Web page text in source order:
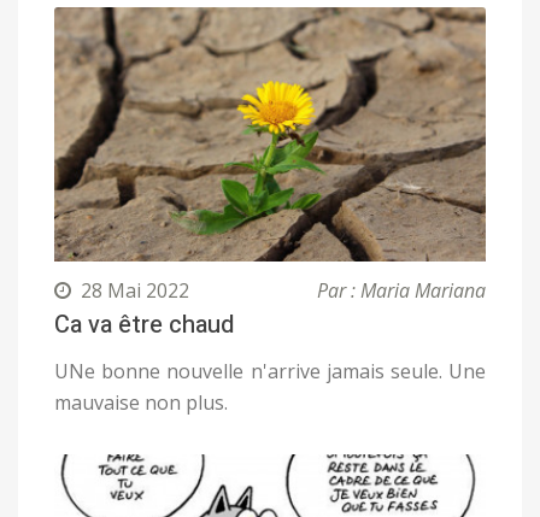
28 Mai 2022 Par : Maria Mariana
Ca va être chaud
UNe bonne nouvelle n'arrive jamais seule. Une
mauvaise non plus.